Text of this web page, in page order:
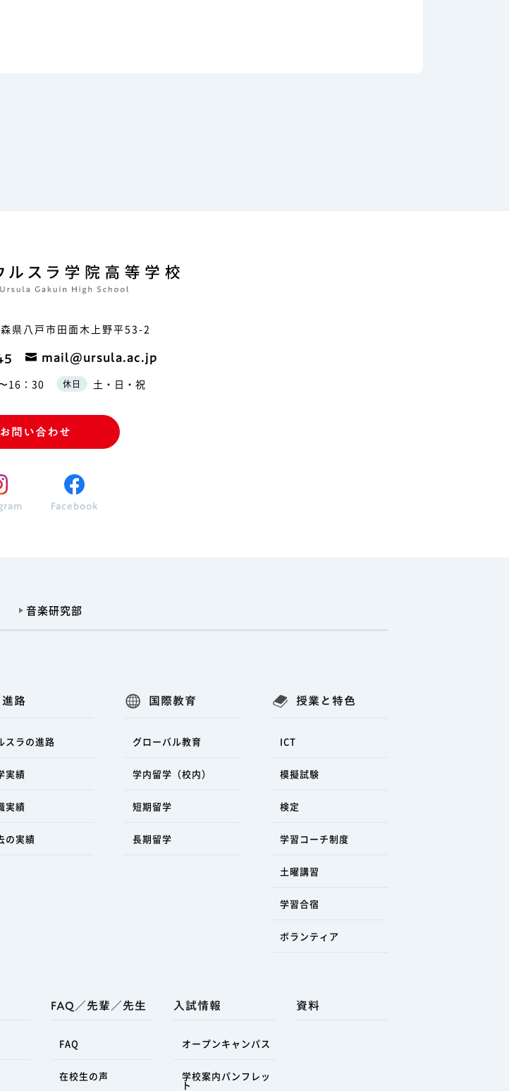
音楽研究部
進路
スラの進路
実績
実績
の実績
国際教育
グローバル教育
学内留学（校内）
短期留学
長期留学
授業と特色
ICT
模擬試験
検定
学習コーチ制度
土曜講習
学習合宿
ボランティア
FAQ／先輩／先生
FAQ
在校生の声
入試情報
オープンキャンパス
学校案内パンフレッ
ト
資料
県八戸市田面木上野平53-2
mail@ursula.ac.jp
16：30 休日 土・日・祝
お問い合わせ
Facebook